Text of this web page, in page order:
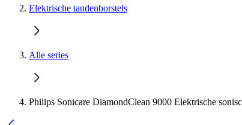
Elektrische tandenborstels
Alle series
Philips Sonicare DiamondClean 9000 Elektrische